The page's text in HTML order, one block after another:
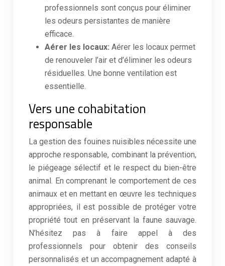
professionnels sont conçus pour éliminer
les odeurs persistantes de manière
efficace.
Aérer les locaux: Aérer les locaux permet
de renouveler l’air et d’éliminer les odeurs
résiduelles. Une bonne ventilation est
essentielle.
Vers une cohabitation
responsable
La gestion des fouines nuisibles nécessite une
approche responsable, combinant la prévention,
le piégeage sélectif et le respect du bien-être
animal. En comprenant le comportement de ces
animaux et en mettant en œuvre les techniques
appropriées, il est possible de protéger votre
propriété tout en préservant la faune sauvage.
N’hésitez pas à faire appel à des
professionnels pour obtenir des conseils
personnalisés et un accompagnement adapté à